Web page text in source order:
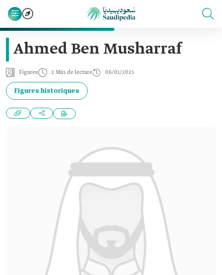
Ahmed Ben Musharraf
Figures 2 Min de lecture 06/01/2025
Figures historiques